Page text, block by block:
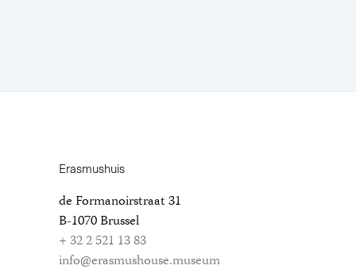
Erasmushuis
de Formanoirstraat 31
B-1070 Brussel
+ 32 2 521 13 83
info@erasmushouse.museum